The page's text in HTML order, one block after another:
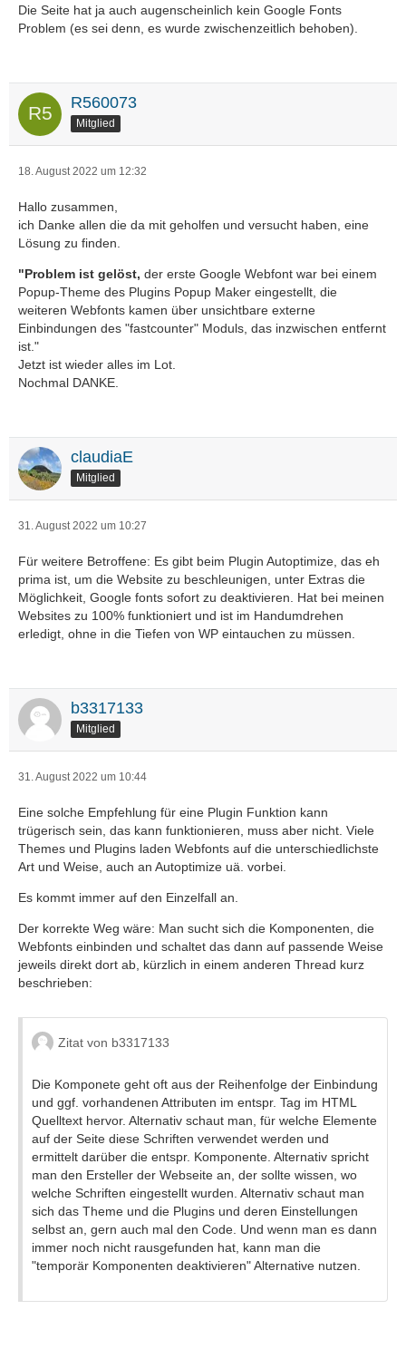
Die Seite hat ja auch augenscheinlich kein Google Fonts
Problem (es sei denn, es wurde zwischenzeitlich behoben).
R560073
Mitglied
18. August 2022 um 12:32
Hallo zusammen,
ich Danke allen die da mit geholfen und versucht haben, eine
Lösung zu finden.
"Problem ist gelöst, der erste Google Webfont war bei einem
Popup-Theme des Plugins Popup Maker eingestellt, die
weiteren Webfonts kamen über unsichtbare externe
Einbindungen des "fastcounter" Moduls, das inzwischen entfernt
ist."
Jetzt ist wieder alles im Lot.
Nochmal DANKE.
claudiaE
Mitglied
31. August 2022 um 10:27
Für weitere Betroffene: Es gibt beim Plugin Autoptimize, das eh
prima ist, um die Website zu beschleunigen, unter Extras die
Möglichkeit, Google fonts sofort zu deaktivieren. Hat bei meinen
Websites zu 100% funktioniert und ist im Handumdrehen
erledigt, ohne in die Tiefen von WP eintauchen zu müssen.
b3317133
Mitglied
31. August 2022 um 10:44
Eine solche Empfehlung für eine Plugin Funktion kann
trügerisch sein, das kann funktionieren, muss aber nicht. Viele
Themes und Plugins laden Webfonts auf die unterschiedlichste
Art und Weise, auch an Autoptimize uä. vorbei.
Es kommt immer auf den Einzelfall an.
Der korrekte Weg wäre: Man sucht sich die Komponenten, die
Webfonts einbinden und schaltet das dann auf passende Weise
jeweils direkt dort ab, kürzlich in einem anderen Thread kurz
beschrieben:
Zitat von b3317133
Die Komponete geht oft aus der Reihenfolge der Einbindung
und ggf. vorhandenen Attributen im entspr. Tag im HTML
Quelltext hervor. Alternativ schaut man, für welche Elemente
auf der Seite diese Schriften verwendet werden und
ermittelt darüber die entspr. Komponente. Alternativ spricht
man den Ersteller der Webseite an, der sollte wissen, wo
welche Schriften eingestellt wurden. Alternativ schaut man
sich das Theme und die Plugins und deren Einstellungen
selbst an, gern auch mal den Code. Und wenn man es dann
immer noch nicht rausgefunden hat, kann man die
"temporär Komponenten deaktivieren" Alternative nutzen.